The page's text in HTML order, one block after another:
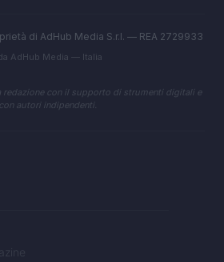
di AdHub Media S.r.l. — REA 2729933
AdHub Media — Italia
redazione con il supporto di strumenti digitali e
autori indipendenti.